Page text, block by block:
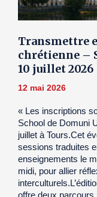
Transmettre
chrétienne –
10 juillet 2026
12 mai 2026
« Les inscriptions
School de Domuni
juillet à Tours.Cet
sessions traduites
enseignements le
midi, pour allier
offre deux parcours